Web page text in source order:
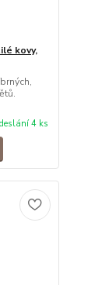
kovy,
4 ks